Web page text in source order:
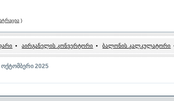
)
• აირგანელის კონვერტორი • ბალონის კალკულატორი
ოქტომბერი 2025